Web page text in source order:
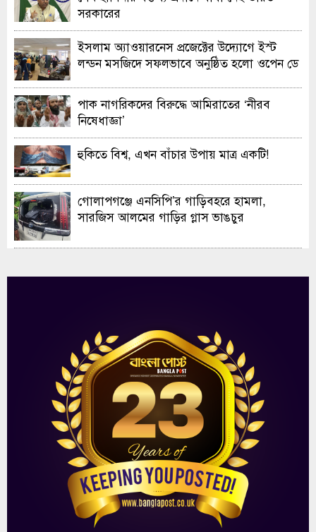
সরকারের
ইসলাম অ্যাওয়ারনেস প্রজেক্টের উদ্যোগে ইস্ট
লন্ডন মসজিদে সফলভাবে অনুষ্ঠিত হলো ওপেন ডে
পাক নাগরিকদের বিরুদ্ধে আমিরাতের ‘নীরব
নিষেধাজ্ঞা’
হুকিতে বিশ্ব, এখন বাঁচার উপায় মাত্র একটি!
গোলাপগঞ্জে এনসিপি’র গাড়িবহরে হামলা,
সারজিস আলমের গাড়ির গ্লাস ভাঙচুর